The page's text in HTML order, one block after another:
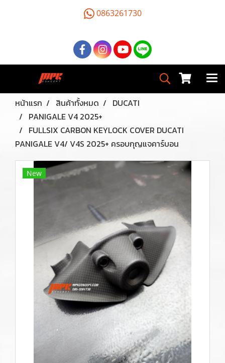
0863261730
หน้าแรก สินค้าทั้งหมด
DUCATI
PANIGALE V4 2025+
FULLSIX CARBON KEYLOCK COVER DUCATI
PANIGALE V4/ V4S 2025+ ครอบกุญแจคาร์บอน
New